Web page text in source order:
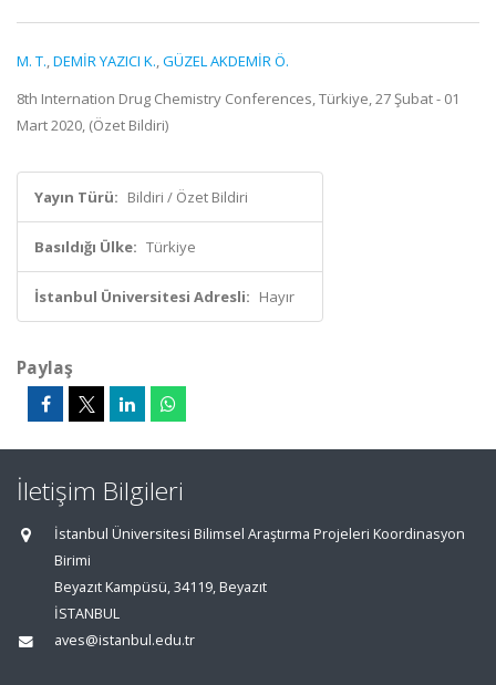
M. T.,DEMİR YAZICI K.,GÜZEL AKDEMİR Ö.
8th Internation Drug Chemistry Conferences, Türkiye, 27 Şubat - 01
Mart 2020, (Özet Bildiri)
Yayın Türü: Bildiri / Özet Bildiri
Basıldığı Ülke: Türkiye
İstanbul Üniversitesi Adresli: Hayır
Paylaş
İletişim Bilgileri
İstanbul Üniversitesi Bilimsel Araştırma Projeleri Koordinasyon
Birimi
Beyazıt Kampüsü, 34119, Beyazıt
İSTANBUL
aves@istanbul.edu.tr